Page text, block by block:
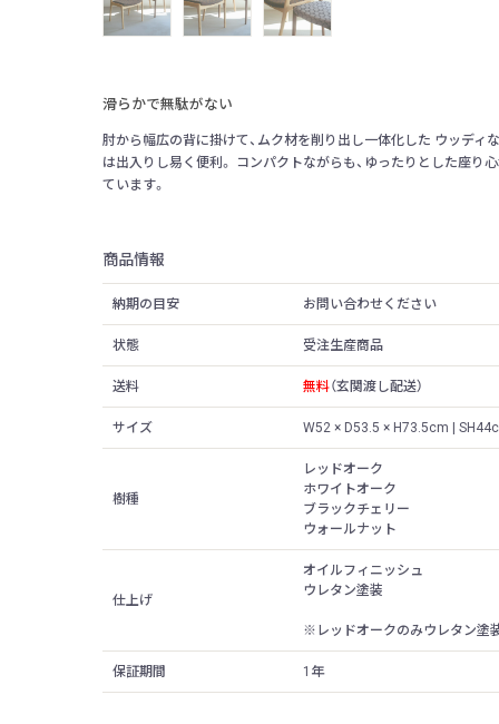
滑らかで無駄がない
肘から幅広の背に掛けて、ムク材を削り出し一体化した ウッディ
は出入りし易く便利。 コンパクトながらも、ゆったりとした座り
ています。
商品情報
納期の目安 お問い合わせください
状態 受注生産商品
送料 無料（玄関渡し配送）
サイズ W52 × D53.5 × H73.5cm |
樹種
レッドオーク
ホワイトオーク
ブラックチェリー
ウォールナット
仕上げ
オイルフィニッシュ
ウレタン塗装
※レッドオークのみウレタン塗
保証期間 1年